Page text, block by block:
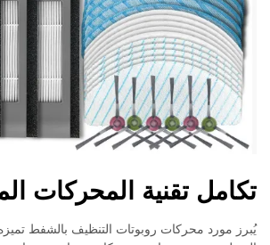
تكامل تقنية المحركات
يُبرز مورد محركات روبوتات التنظيف بالشفط